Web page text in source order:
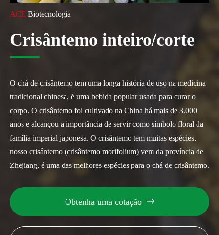
ACE Biotecnologia
Crisântemo inteiro/corte
O chá de crisântemo tem uma longa história de uso na medicina
tradicional chinesa, é uma bebida popular usada para curar o
corpo. O crisântemo foi cultivado na China há mais de 3.000
anos e alcançou a importância de servir como símbolo floral da
família imperial japonesa. O crisântemo tem muitas espécies,
nosso crisântemo (crisântemo morifolium) vem da província de
Zhejiang, é uma das melhores espécies para o chá de crisântemo.
Obtenha uma cotação 